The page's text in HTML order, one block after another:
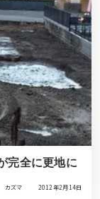
完全に更地に
カズマ 2012年2月14日